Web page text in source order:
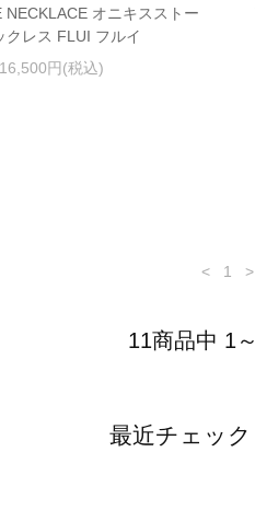
NECKLACE オニキスストー
クレス FLUI フルイ
16,500円(税込)
< 1 >
11商品中 1
最近チェッ